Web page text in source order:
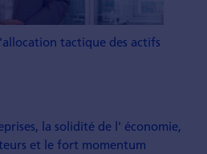
tactique des actifs
la solidité de l' économie,
et le fort momentum